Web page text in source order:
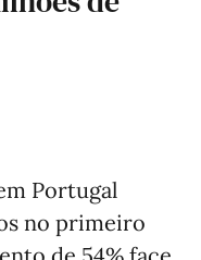
Portugal
no primeiro